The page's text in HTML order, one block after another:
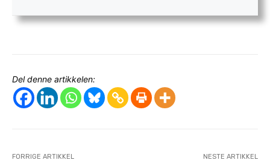
Del denne artikkelen:
FORRIGE ARTIKKEL NESTE ARTIKKEL